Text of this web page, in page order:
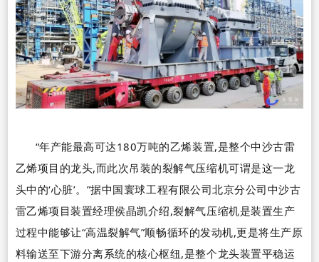
“年产能最高可达180万吨的乙烯装置,是整个中沙古雷
乙烯项目的龙头,而此次吊装的裂解气压缩机可谓是这一龙
头中的‘心脏’。 ”据中国寰球工程有限公司北京分公司中沙古
雷乙烯项目装置经理侯晶凯介绍,裂解气压缩机是装置生产
过程中能够让“高温裂解气”顺畅循环的发动机,更是将生产原
料输送至下游分离系统的核心枢纽,是整个龙头装置平稳运